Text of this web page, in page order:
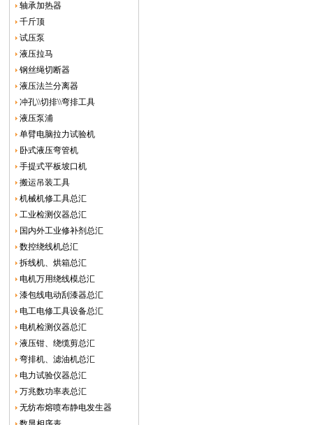
轴承加热器
千斤顶
试压泵
液压拉马
钢丝绳切断器
液压法兰分离器
冲孔\\切排\\弯排工具
液压泵浦
单臂电脑拉力试验机
卧式液压弯管机
手提式平板坡口机
搬运吊装工具
机械机修工具总汇
工业检测仪器总汇
国内外工业修补剂总汇
数控绕线机总汇
拆线机、烘箱总汇
电机万用绕线模总汇
漆包线电动刮漆器总汇
电工电修工具设备总汇
电机检测仪器总汇
液压钳、绕缆剪总汇
弯排机、滤油机总汇
电力试验仪器总汇
万兆数功率表总汇
无纺布熔喷布静电发生器